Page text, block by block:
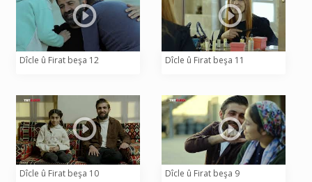
Dîcle û Firat beşa 12 Dîcle û Firat beşa 11
Dîcle û Firat beşa 10 Dîcle û Firat beşa 9